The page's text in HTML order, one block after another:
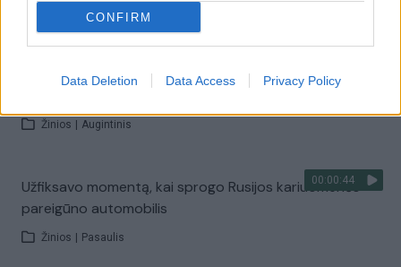
CONFIRM
Data Deletion Data Access Privacy Policy
Augintinis
Automobilio salone – skanėstų lėkštė: keturkojis turėjo
Žinios Augintinis
00:00:44
Užfiksavo momentą, kai sprogo Rusijos kariuomenės
pareigūno automobilis
Žinios Pasaulis